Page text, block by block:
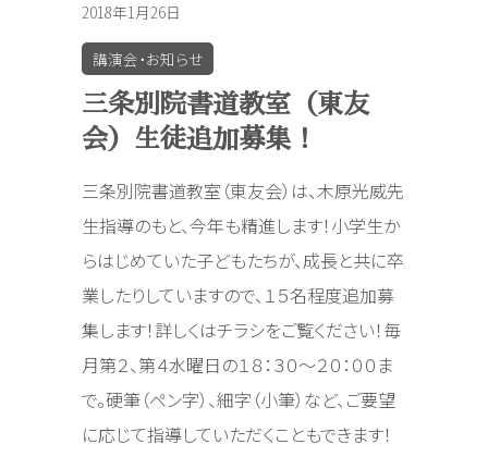
2018年1月26日
講演会・お知らせ
三条別院書道教室（東友
会）生徒追加募集！
三条別院書道教室（東友会）は、木原光威先
生指導のもと、今年も精進します！小学生か
らはじめていた子どもたちが、成長と共に卒
業したりしていますので、１５名程度追加募
集します！詳しくはチラシをご覧ください！毎
月第２、第４水曜日の１８：３０～２０：００ま
で。硬筆（ペン字）、細字（小筆）など、ご要望
に応じて指導していただくこともできます！